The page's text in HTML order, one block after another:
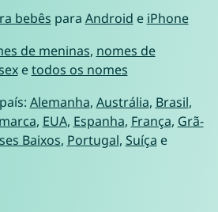
bebês para Android e iPhone
de meninas, nomes de
etodos os nomes
Alemanha, Austrália, Brasil,
, EUA, Espanha, França, Grã-
Baixos, Portugal, Suíça e